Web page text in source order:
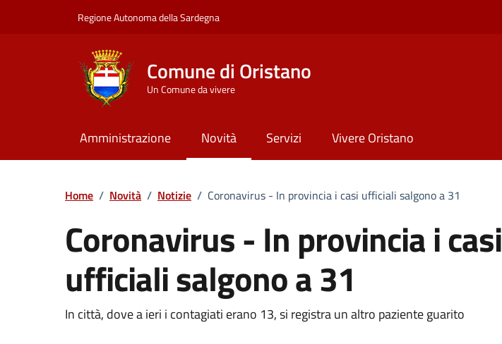
Regione Autonoma della Sardegna
Comune di Oristano
Un Comune da vivere
Amministrazione Novità Servizi Vivere Oristano
Home / Novità / Notizie / Coronavirus - In provincia i casi ufficiali salgono a 31
Coronavirus - In provincia i casi
ufficiali salgono a 31
Dettagli della notizia
In città, dove a ieri i contagiati erano 13, si registra un altro paziente guarito